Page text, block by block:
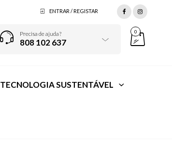
ENTRAR / REGISTAR
Precisa de ajuda?
808 102 637
0
TECNOLOGIA SUSTENTÁVEL